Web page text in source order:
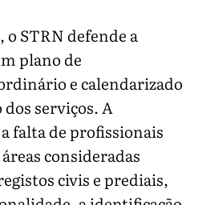
o STRN defende a
plano de
e calendarizado
serviços. A
falta de profissionais
consideradas
civis e prediais,